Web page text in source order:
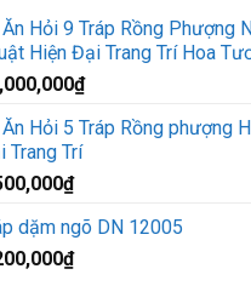
Hỏi 9 Tráp Rồng Phượng
Hiện Đại Trang Trí Hoa
₫
Hỏi 5 Tráp Rồng phượng
Trang Trí
₫
dặm ngõ DN 12005
₫